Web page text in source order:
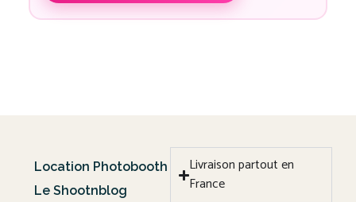
Location Photobooth
Le Shootnblog
Livraison partout en
France